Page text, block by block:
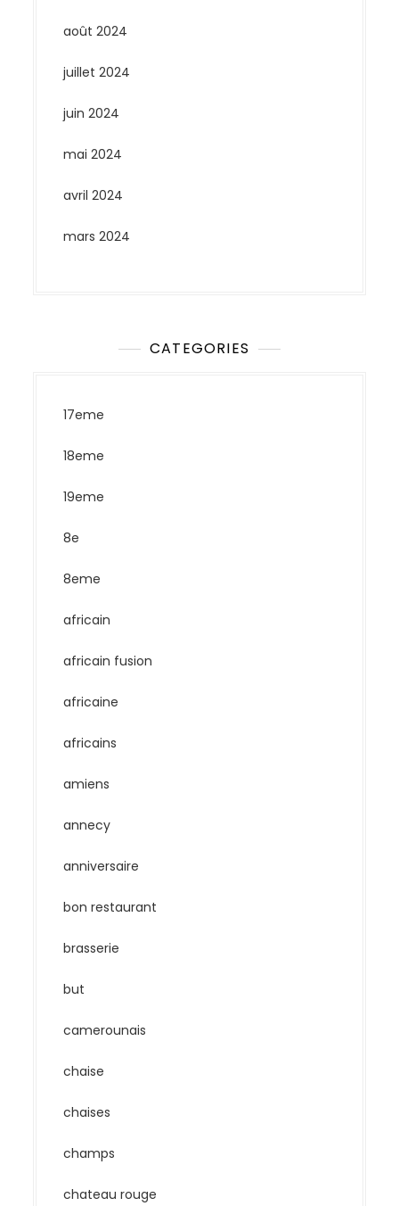
août 2024
juillet 2024
juin 2024
mai 2024
avril 2024
mars 2024
CATEGORIES
17eme
18eme
19eme
8e
8eme
africain
africain fusion
africaine
africains
amiens
annecy
anniversaire
bon restaurant
brasserie
but
camerounais
chaise
chaises
champs
chateau rouge